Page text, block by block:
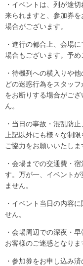
・イベントは、列が途
来られますと、参加券
場合がございます。
・進行の都合上、会場
場合もございます。予め
・待機列への横入りや
どの迷惑行為をスタッ
をお断りする場合がご
ん。
・当日の事故・混乱防
上記以外にも様々な制限
ご協力をお願いいたしま
・会場までの交通費・
す。万が一、イベント
ません。
・イベント当日の内容
せん。
・会場周辺での深夜・
お客様のご迷惑となりま
・参加券をお申し込み